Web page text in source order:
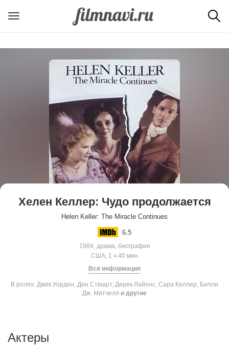
Хелен Келлер: Чудо продолжается
Helen Keller: The Miracle Continues
6.5
1984, драма, биография
США, 1 ч 40 мин
Вся информация
В ролях: Джек Уорден, Дин Стюарт, Дерек Лайонс, Сара Келлер, Билли
Дж. Митчелл и другие
Актеры